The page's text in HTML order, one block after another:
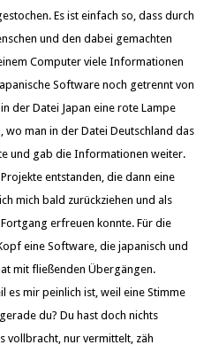
Es ist einfach so, dass durch
und den dabei gemachten
Computer viele Informationen
Software noch getrennt von
der Datei Japan eine rote Lampe
wo man in der Datei Deutschland das
und gab die Informationen weiter.
entstanden, die dann eine
mich bald zurückziehen und als
erfreuen konnte. Für die
eine Software, die japanisch und
mit fließenden Übergängen.
es mir peinlich ist, weil eine Stimme
du? Du hast doch nichts
vollbracht, nur vermittelt, zäh